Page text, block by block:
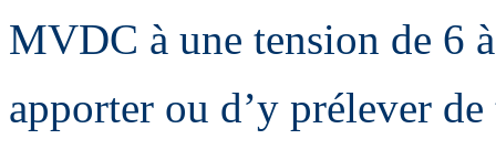
MVDC à une tension de 6
apporter ou d’y prélever